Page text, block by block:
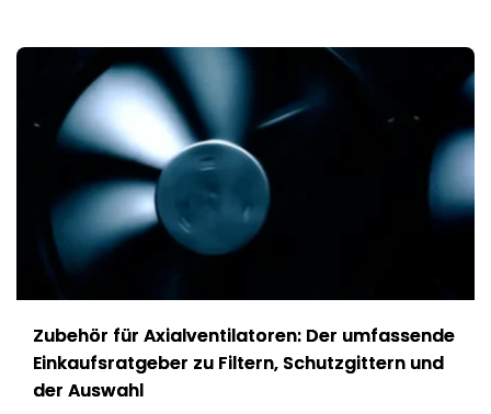
Zubehör für Axialventilatoren: Der umfassende
Einkaufsratgeber zu Filtern, Schutzgittern und
der Auswahl